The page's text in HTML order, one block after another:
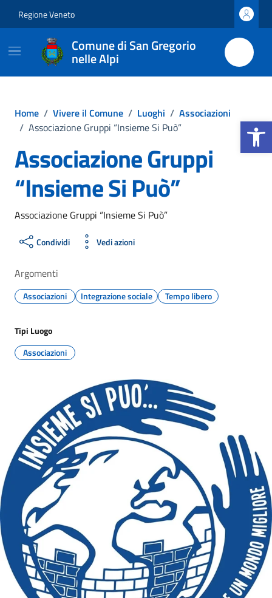
Apri la
Regione Veneto
Comune di San Gregorio
nelle Alpi
Home / Vivere il Comune / Luoghi / Associazioni
/ Associazione Gruppi “Insieme Si Può”
Associazione Gruppi
“Insieme Si Può”
Associazione Gruppi “Insieme Si Può”
Condividi Vedi azioni
Argomenti
Associazioni Integrazione sociale Tempo libero
Tipi Luogo
Associazioni